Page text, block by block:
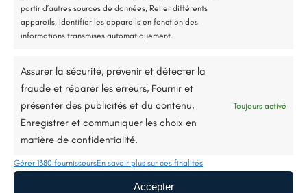
partir d’autres sources de données, Relier différents
appareils, Identifier les appareils en fonction des
informations transmises automatiquement.
Assurer la sécurité, prévenir et détecter la
fraude et réparer les erreurs, Fournir et
présenter des publicités et du contenu,
Enregistrer et communiquer les choix en
matière de confidentialité.
Toujours activé
Gérer 1380 fournisseursEn savoir plus sur ces finalités
Accepter
Une expertise reconnue
notre approche, garantissant des solutions
bien conçues et efficaces.